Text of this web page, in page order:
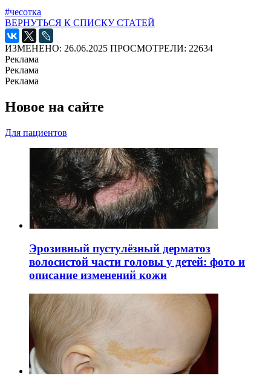
#чесотка
ВЕРНУТЬСЯ К СПИСКУ СТАТЕЙ
ИЗМЕНЕНО: 26.06.2025 ПРОСМОТРЕЛИ: 22634
Реклама
Реклама
Реклама
Новое на сайте
Для пациентов
Эрозивный пустулёзный дерматоз
волосистой части головы у детей: фото и
описание изменений кожи